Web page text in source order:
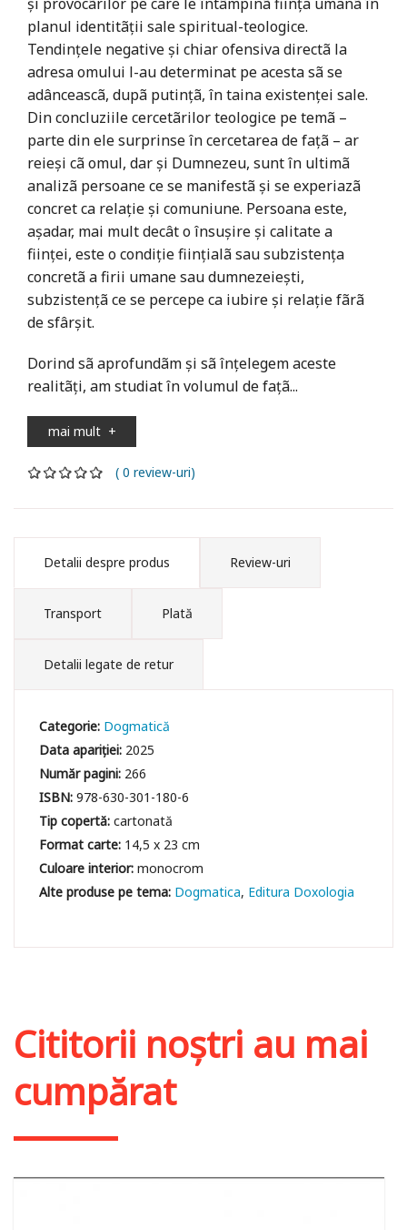
planul identitãții sale spiritual-teologice.
Tendințele negative și chiar ofensiva directã la
adresa omului l-au determinat pe acesta sã se
adânceascã, dupã putințã, în taina existenței sale.
Din concluziile cercetãrilor teologice pe temã –
parte din ele surprinse în cercetarea de fațã – ar
reieși cã omul, dar și Dumnezeu, sunt în ultimã
analizã persoane ce se manifestã și se experiazã
concret ca relație și comuniune. Persoana este,
așadar, mai mult decât o însușire și calitate a
ființei, este o condiție ființialã sau subzistența
concretã a firii umane sau dumnezeiești,
subzistențã ce se percepe ca iubire și relație fãrã
de sfârșit.
Dorind sã aprofundãm și sã înțelegem aceste
realitãți, am studiat în volumul de fațã...
mai mult +
( 0 review-uri)
Detalii despre produs Review-uri
Transport Plată
Detalii legate de retur
Categorie: Dogmatică
Data apariției: 2025
Număr pagini: 266
ISBN:978-630-301-180-6
Tip copertă:cartonată
Format carte: 14,5 x 23 cm
Culoare interior:monocrom
Dogmatica Editura Doxologia
Cititorii noștri au mai
cumpărat